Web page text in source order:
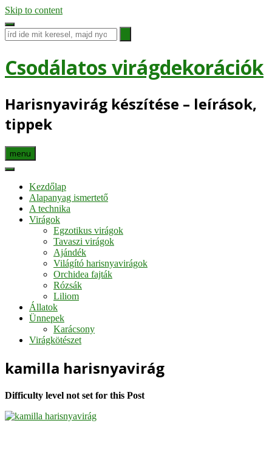
Skip to content
Csodálatos virágdekorációk
Harisnyavirág készítése – leírások,
tippek
menu
Kezdőlap
Alapanyag ismertető
A technika
Virágok
Egzotikus virágok
Tavaszi virágok
Ajándék
Világító harisnyavirágok
Orchidea fajták
Rózsák
Liliom
Állatok
Ünnepek
Karácsony
Virágkötészet
kamilla harisnyavirág
Difficulty level not set for this Post